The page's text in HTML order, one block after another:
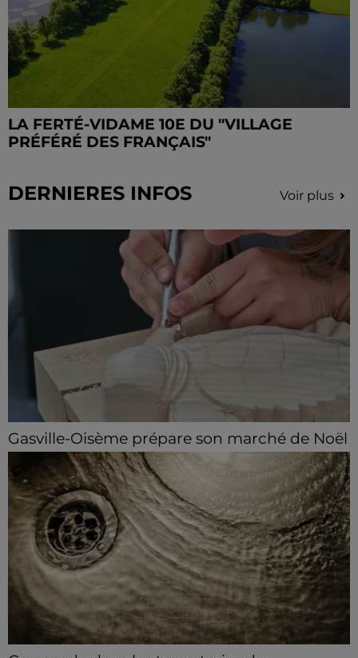
LA FERTÉ-VIDAME 10E DU "VILLAGE
PRÉFÉRÉ DES FRANÇAIS"
DERNIERES INFOS Voir plus
Gasville-Oisème prépare son marché de Noël
Artisans et créateurs locaux peuvent se faire
connaître auprès de la municipalité.